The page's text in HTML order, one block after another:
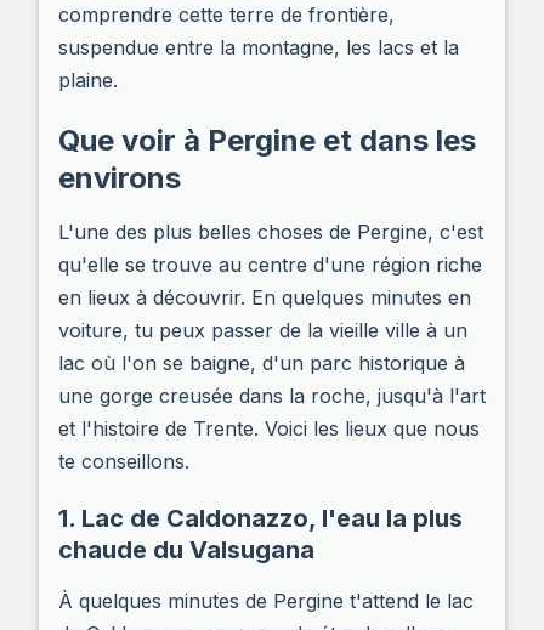
comprendre cette terre de frontière,
suspendue entre la montagne, les lacs et la
plaine.
Que voir à Pergine et dans les
environs
L'une des plus belles choses de Pergine, c'est
qu'elle se trouve au centre d'une région riche
en lieux à découvrir. En quelques minutes en
voiture, tu peux passer de la vieille ville à un
lac où l'on se baigne, d'un parc historique à
une gorge creusée dans la roche, jusqu'à l'art
et l'histoire de Trente. Voici les lieux que nous
te conseillons.
1. Lac de Caldonazzo, l'eau la plus
chaude du Valsugana
À quelques minutes de Pergine t'attend le lac